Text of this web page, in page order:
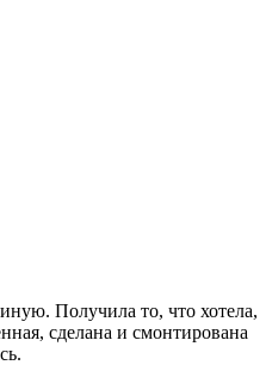
Получила то, что хотела,
сделана и смонтирована